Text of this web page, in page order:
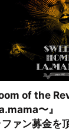
of the
〜』
ァン募金を